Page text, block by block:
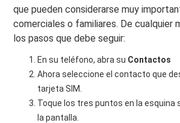
que pueden considerarse muy
comerciales o familiares. De cualquier
los pasos que debe seguir:
En su teléfono, abra su Contactos
Ahora seleccione el contacto que
tarjeta SIM.
Toque los tres puntos en la esquina
la pantalla.